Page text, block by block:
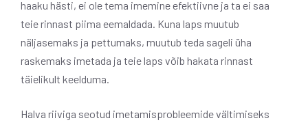
haaku hästi, ei ole tema imemine efektiivne ja ta ei saa
teie rinnast piima eemaldada. Kuna laps muutub
näljasemaks ja pettumaks, muutub teda sageli üha
raskemaks imetada ja teie laps võib hakata rinnast
täielikult keelduma.
Halva riiviga seotud imetamisprobleemide vältimiseks